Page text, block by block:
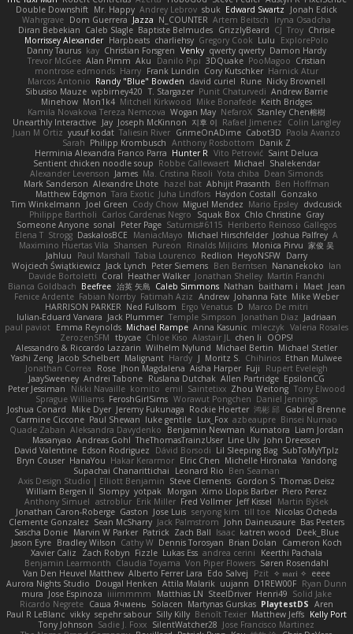
Double Downshift Mr. Happy Andrey Lebrov sbuk Edward Swartz
Jonah Edick
Wahrgrave Dom Guerrera Jazza N_COUNTER Artem Beitsch
Iryna Osadcha
Diran Bebekian Caleb Slagle Baptiste Belmudes GrizzlyBeard CJ Troy Chrisie
Morrissey Alexander Harpbeats charliehsy Gregory Cook Lulu
ExplorePolo
Danny Taurus kay Christian Forsgren Venky qwerty qwerty Damon Hardy
Trevor McGee Alan Pimm Aku Danilo Pipi 3DQuake PooMagoo Cristian
montrose edmonds Harry Frank Lundin Cory Kutschker Harnick Atur
Marcos Antonio Randy "Blue" Bowden david curiel Rune Nicky Brownell
Sibusiso Mauze wpbirney420 T. Stargazer Punit Chaturvedi Andrew Barrie
Minehow Mon1k4 Mitchell Kirkwood Mike Bonafede Keith Bridges
Kamila Novakova Tereza Nemcova Wogan May NefaroX Stanley Chen榕樹
Unearthly Interactive Jay Joseph McKinnon 지후 이 Rafael Jimenez
Colin Langley
Juan M Ortiz yusuf kodat Taliesin River GrimeOnADime Cabot3D Paola Avanzo
Sarah Philipp Krombusch Anthony Rosbottom Danik Z
Herminia Alexandra Franco Parra Hunter R Vito Petrović Saint Deluca
Sentient chicken noodle soup Robbe Callewaert Michael Shalekendar
Alexander Levenson James Ma. Cristina Risoli Yota chiba Dean Simonds
Mark Sanderson Alexandre Lhote hazel bat Abhijit Prasanth Ben Hoffman
Matthew Edgmon Tara Exotic Juha Lindfors Haydon Costall Gonzako
Tim Winkelmann
Joel Green Cody Chow Miguel Mendez Mario Epsley dvdcusick
Philippe Bartholi Carlos Cardenas Negro Squak Box Chlo Christine Gray
Someone Anyone sonal Peter Page Saturnis#6115 Heriberto Reinoso Gallegos
Elena T Strogg DaskalosBCE ManiacMayo Michael Hirschfelder Joshua Palfrey A
Maximino Huertas Vila Shansen Pureon Rinalds Miļicins Monica Pirvu 家俊 吴
Jahluu
Paul Marshall Tabia Lourenco Redlion HeyoNSFW Darry
Wojciech Świątkiewicz Jack Lynch Peter Siemens Ben Berntsen Nananekoko Ian
Davide Bortoletti Coral Heather Walker Jonathan Shelley Martín Franchi
Bianca Goldbach Beefree 治英 矢島 Caleb Simmons Nathan baitham i Maet Jean
Fenice Ardente Fabian Norrby Fatimah Aziz Andrew Johanna Fate Mike Weber
HARRISON PARKER Ned Fullsom Ergo Venatus D Marco De mitri
Iulian-Eduard Varvara Jack Plummer Temple Simpson Jonathan Diaz Jadriaan
paul paviot Emma Reynolds Michael Rampe Anna Kasunic mleczyk Valeria Rosales
ZerozenSFM tbycae Chloe Kiso Alastair JL chen li
OOPS!
Alessandro & Riccardo Lazzarin Wilhelm Nylund Michael Bertin Michael Stetler
Yashi Zeng Jacob Schelbert Malignant Hardy J Moritz S. Chihirios Ethan Mulwee
Jonathan Correa
Rose Jhon Magdalena Aisha Harper Fuji
Rupert Eveleigh
JaaySweeney Andrei Tabone Ruslana Dutchak Allen Partridge EpsilonCG
Peter Jessiman
Nikki Navaille komito emil Saintetixx Zhou Weitong Tony Elwood
Sprague Williams FeroshGirlSims Worawut Pongchen Daniel Jennings
Joshua Conard
Mike Dyer Jeremy Fukunaga Rockie Hoerter 鸿彬 邱 Gabriel Brenne
Carmine Ciccone Paul Shewan luke gentile Lux_Fox azbeaupre Binsei Numao
Quade Zaban Aleksandra Davydenko Benjamin Newman Kumatora Liam Jordan
Masanyao Andreas Gohl TheThomasTrainzUser Line Ulv John Dreessen
David Valentine Edson Rodriguez Dávid Borsodi Lil Sleeping Bag SubToMyYTplz
Bryn Couser HanaYou Hakar Kerarmor Elric Chen Michelle Hironaka Yandong
Supachai Chanarittichai
Leonard Rio Ben Seaman
Axis Design Studio | Elliott Benjamin Steve Clements Gordon S Thomas Deisz
William Bergen II Slompy yotpak Morgan Ximo Llopis Barber Piero Perez
Anthony Simuel astroblur Erik Miller Fred Vollmer Jeff Kissel
Martin Býšek
Jonathan Caron-Roberge Gaston Jose Luis seryong kim till toe Nicolas Ocheda
Clemente Gonzalez Sean McSharry Jack Palmstrom John Daineusaure Bas Peeters
Sascha Donie Marvin W Parker Patrick Zach Ball Isaac katren wood
Deek_Blue
Jason Eyre Bradley Wilson Cathy W Dennis Torosyan Brian Dolan
Cameron Koch
Xavier Caliz
Zach Robyn Fizzle Lukas Ess andrea cerini
Keerthi Pachala
Benjamin Learmonth Claudia Toyama Von Piper Flowers Søren Rosendahl
Van Den Heuvel Matthew Alberto Ferrer Lara Edo Salvej Pzit ✧ 𝔪𝔞𝔯𝔦 ✧ eeee
Aurora Nights Studio
Dougal Henken Attila Malarik uujann D1REW00F Ryan Dunn
mura Jose Espinoza iiiimmmm Matthias LN SteelDriver Henri49 Solid Jake
Ricardo Negrete Саша Ячмень Solacen Martynas Gurskas PlaytestDS Aren
Paul R LeBlanc vikky sepehr sabour Silly Killy Benoît Texier Matthew Jeffs Kelly Port
Tony Johnson Sadie J. Foxx SilentWatcher28 Jose Francisco Martinez